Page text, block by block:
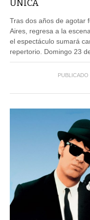
ÚNICA
Tras dos años de agotar
Aires, regresa a la
el espectáculo sumará
repertorio. Domingo 23
PUBLICADO